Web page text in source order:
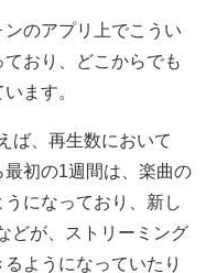
のアプリ上でこうい
おり、どこからでも
ます。
ば、再生数において
初の1週間は、楽曲の
になっており、新し
どが、ストリーミング
ようになっていたり